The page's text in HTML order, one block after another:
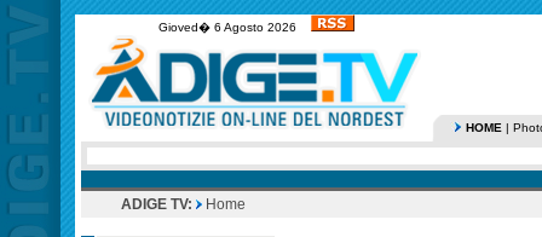
Gioved� 6 Agosto 2026
HOME |
ADIGE TV: Home